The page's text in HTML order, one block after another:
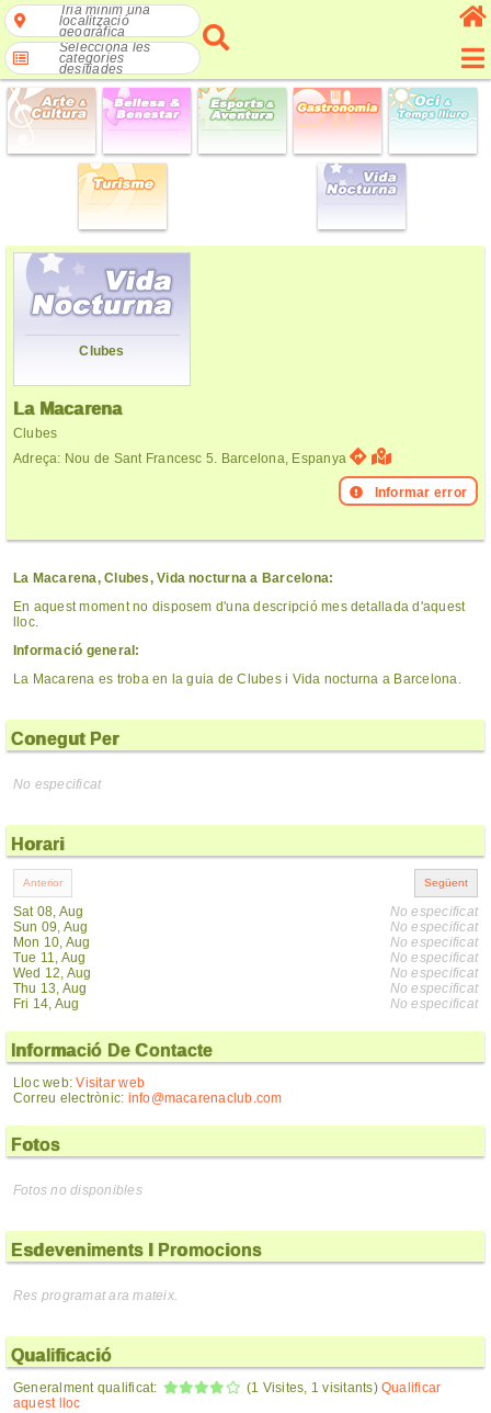
Tria mínim una
localització
geogràfica
Selecciona les
categories
desitjades
Clubes
La Macarena
Clubes
Adreça: Nou de Sant Francesc 5. Barcelona, Espanya
Informar error
La Macarena, Clubes, Vida nocturna a Barcelona:
En aquest moment no disposem d'una descripció mes detallada d'aquest
lloc.
Informació general:
La Macarena es troba en la guia de Clubes i Vida nocturna a Barcelona.
Conegut Per
No especificat
Horari
Sat 08, Aug
Sun 09, Aug
Mon 10, Aug
Tue 11, Aug
Wed 12, Aug
Thu 13, Aug
Fri 14, Aug
No especificat
No especificat
No especificat
No especificat
No especificat
No especificat
No especificat
Informació De Contacte
Lloc web:Visitar web
Correu electrònic: info@macarenaclub.com
Fotos
Fotos no disponibles
Esdeveniments I Promocions
Res programat ara mateix.
Qualificació
Generalment qualificat: (1 Visites, 1 visitants)Qualificar
aquest lloc